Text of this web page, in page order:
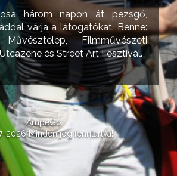
három napon át pezsgő,
várja a látogatókat. Benne:
Művésztelep, Filmművészeti
és Street Art Fesztivál.
AmpeGo
2026 Minden jog fenntartva!